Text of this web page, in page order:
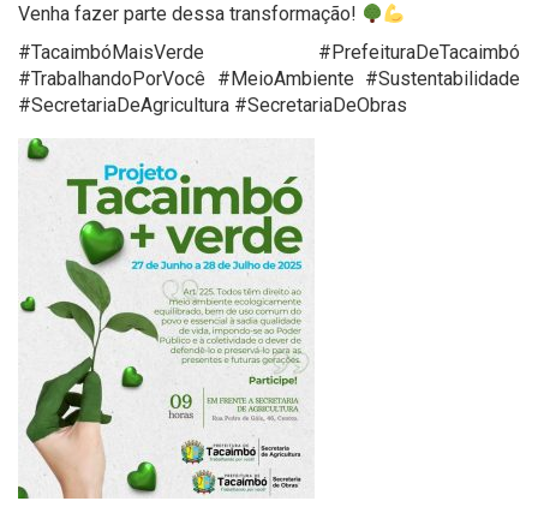
Venha fazer parte dessa transformação!
#TacaimbóMaisVerde #PrefeituraDeTacaimbó
#TrabalhandoPorVocê #MeioAmbiente #Sustentabilidade
#SecretariaDeAgricultura #SecretariaDeObras